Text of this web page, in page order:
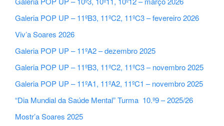
Galeria POP UP – 11ºB3, 11ºC2, 11ºC3 – fevereiro 2026
Viv’a Soares 2026
Galeria POP UP – 11ºA2 – dezembro 2025
Galeria POP UP – 11ºB3, 11ºC2, 11ºC3 – novembro 2025
Galeria POP UP – 11ºA1, 11ºA2, 11ºC1 – novembro 2025
“Dia Mundial da Saúde Mental” Turma 10.º9 – 2025/26
Mostr’a Soares 2025